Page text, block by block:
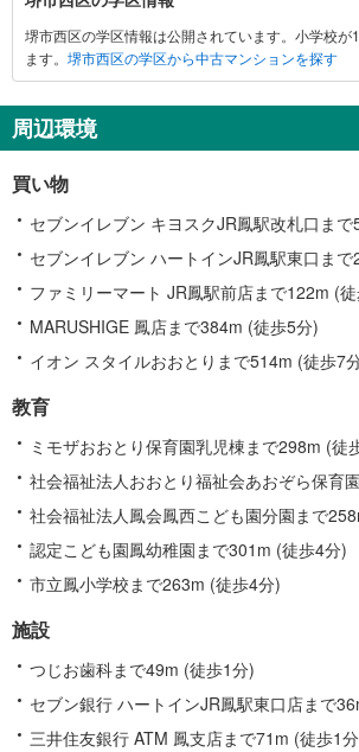
市
西
区
関
す
情
報
堺市西区の学区情報は公開されています。小学校が
ます。 堺市西区の学区から中古マンションを探す
周辺環境
買い物
セブンイレブン キヨスクJR鳳駅改札口ま
セブンイレブン ハートインJR鳳駅東口ま
ファミリーマート JR鳳駅前店まで122m (
MARUSHIGE 鳳店まで384m (徒歩5分)
イオン スタイルおおとりまで514m (徒歩7
教育
ミモザおおとり保育園乳児棟まで298m (徒
社会福祉法人おおとり福祉会あおぞら保育
社会福祉法人鳳会鳳西こども園分園まで
認定こども園鳳幼稚園まで301m (徒歩4分)
市立鳳小学校まで263m (徒歩4分)
施設
つじお歯科まで49m (徒歩1分)
セブン銀行 ハートインJR鳳駅東口店まで
三井住友銀行 ATM 鳳支店まで71m (徒歩1